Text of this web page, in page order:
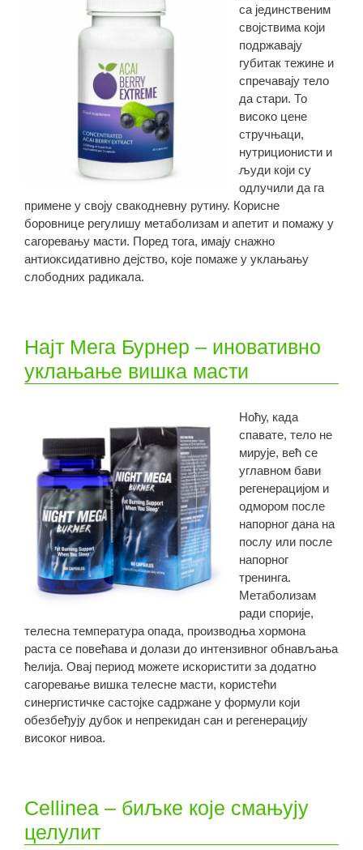
са јединственим
својствима који
подржавају
губитак тежине и
спречавају тело
да стари. То
високо цене
стручњаци,
нутриционисти и
људи који су
одлучили да га
примене у своју свакодневну рутину. Корисне
боровнице регулишу метаболизам и апетит и помажу у
сагоревању масти. Поред тога, имају снажно
антиоксидативно дејство, које помаже у уклањању
слободних радикала.
Најт Мега Бурнер – иновативно
уклањање вишка масти
Ноћу, када
спавате, тело не
мирује, већ се
углавном бави
регенерацијом и
одмором после
напорног дана на
послу или после
напорног
тренинга.
Метаболизам
ради спорије,
телесна температура опада, производња хормона
раста се повећава и долази до интензивног обнављања
ћелија. Овај период можете искористити за додатно
сагоревање вишка телесне масти, користећи
синергистичке састојке садржане у формули који
обезбеђују дубок и непрекидан сан и регенерацију
високог нивоа.
Cellinea – биљке које смањују
целулит